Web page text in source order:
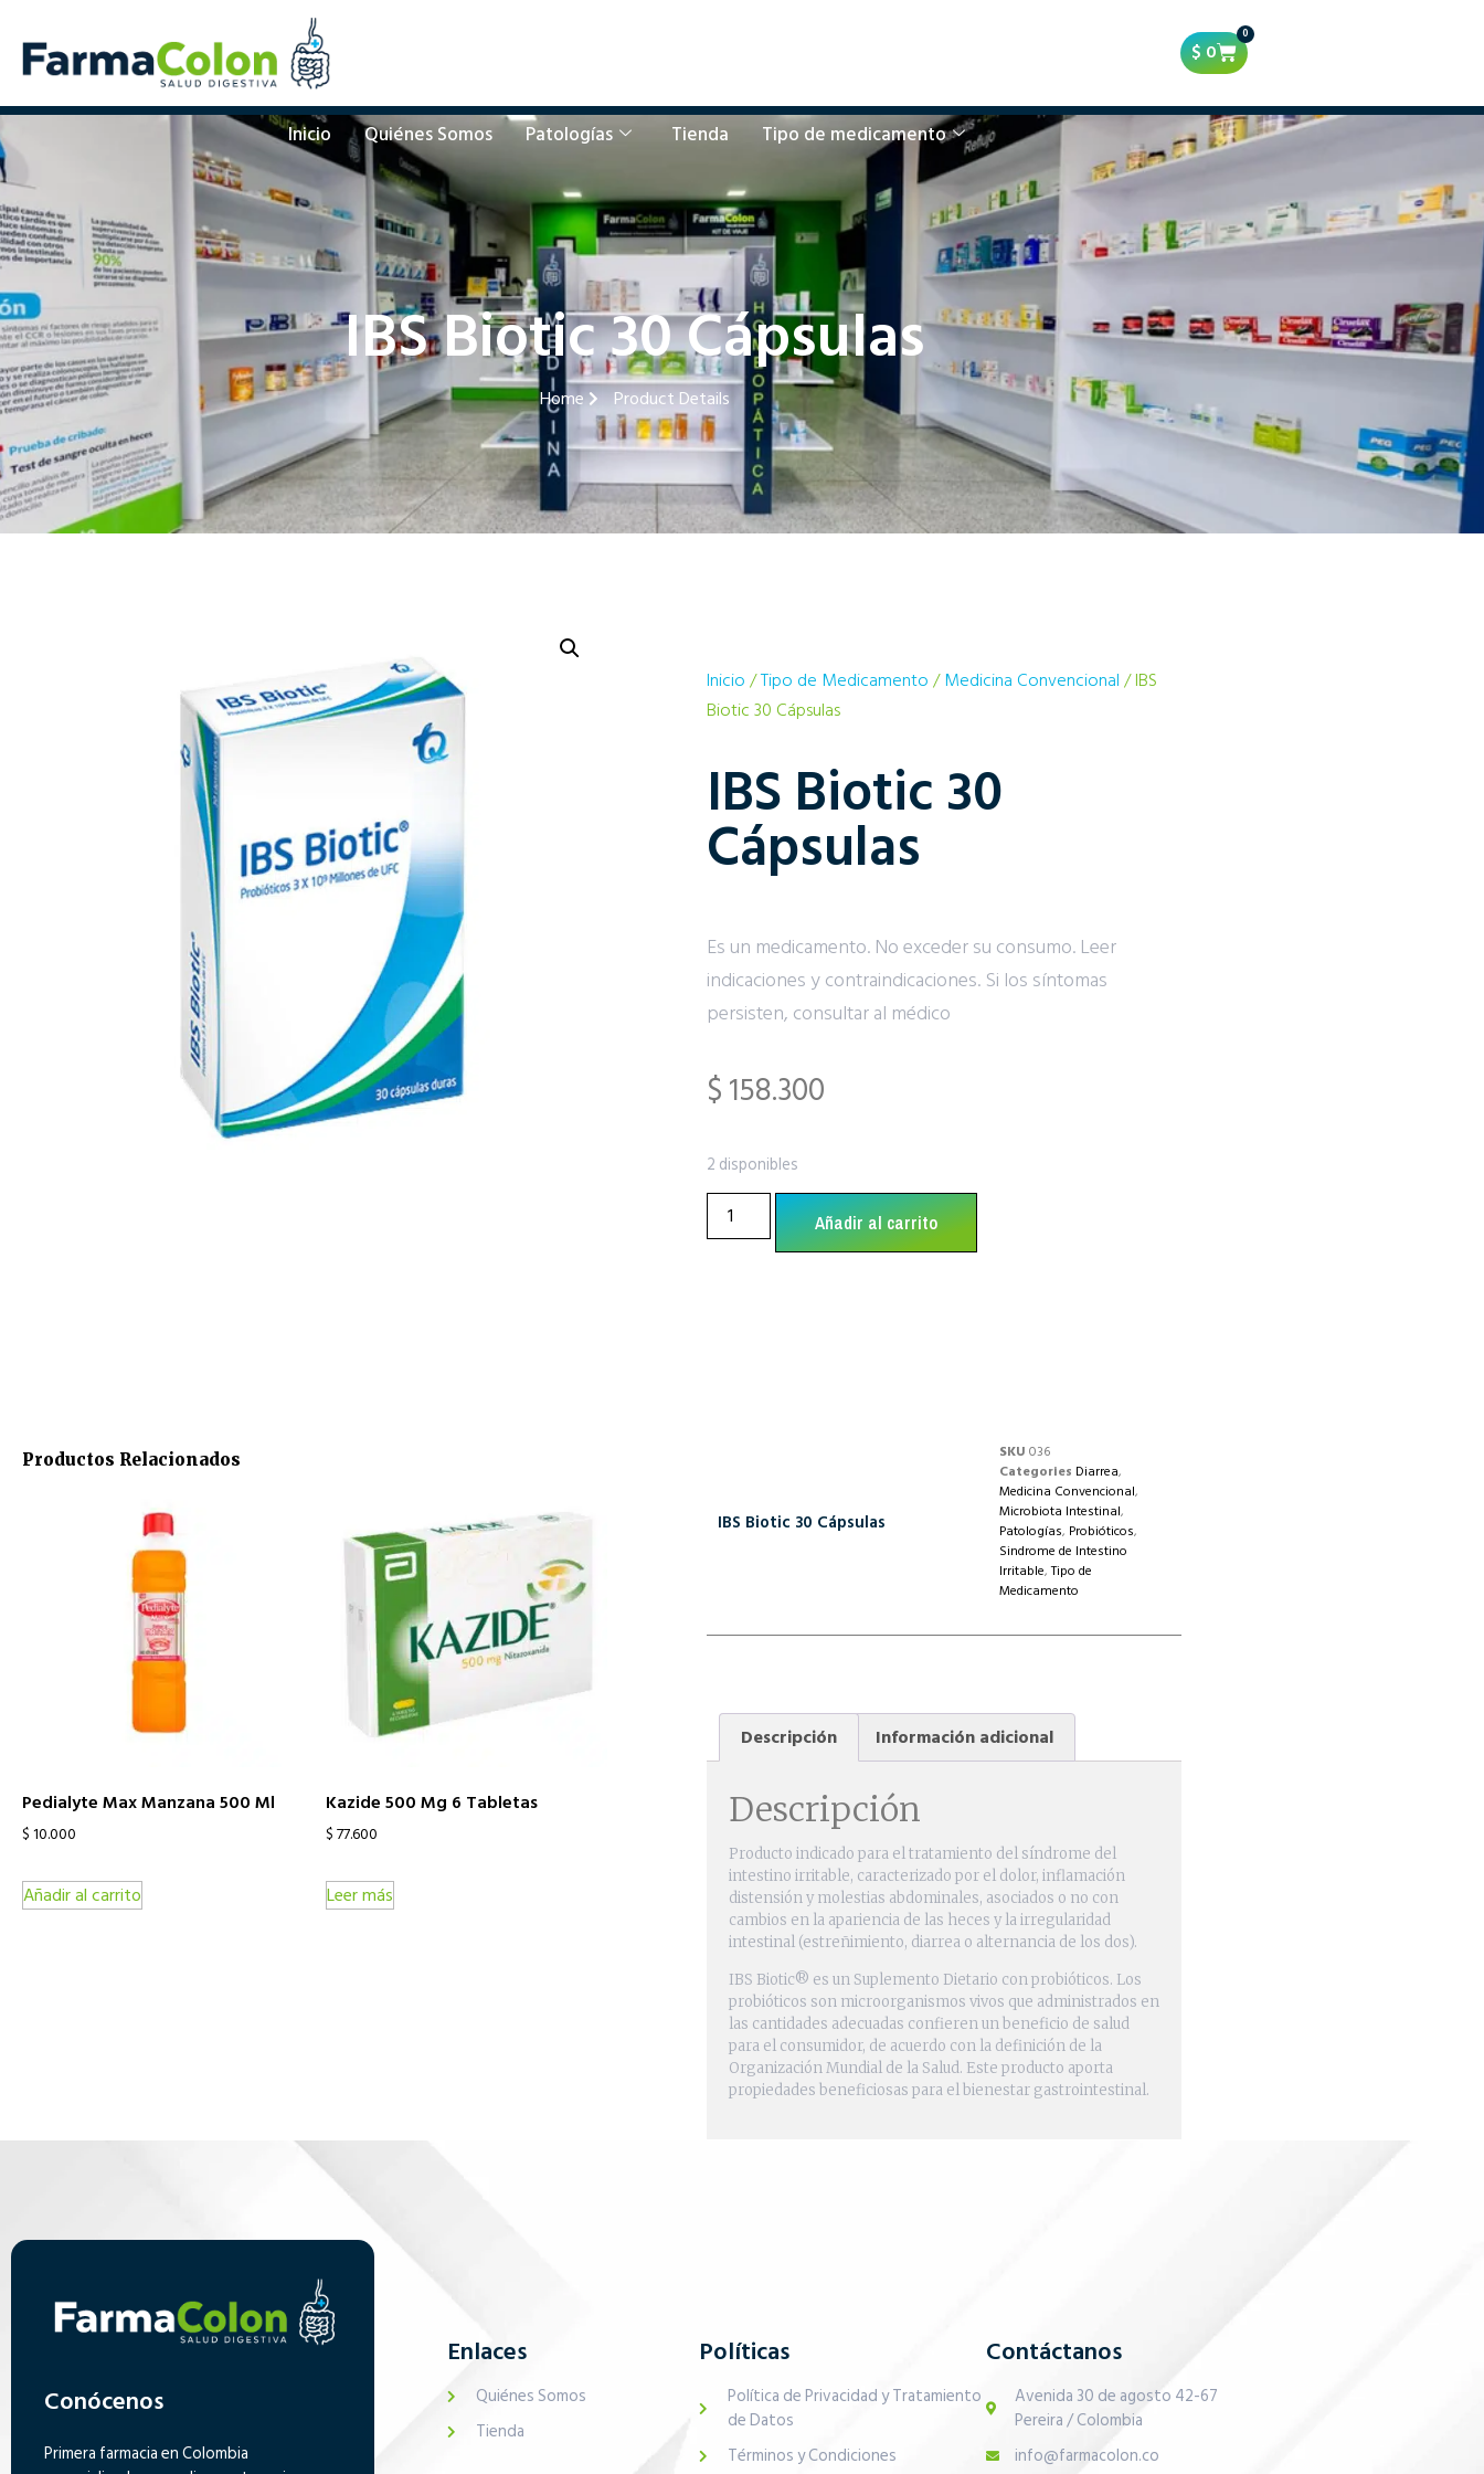
$0
0
Inicio Quiénes Somos Patologías Tienda Tipo de medicamento
IBS Biotic 30 Cápsulas
Home Product Details
Inicio/Tipo de Medicamento/Medicina Convencional/ IBS
Biotic 30 Cápsulas
IBS Biotic 30
Cápsulas
Es un medicamento. No exceder su consumo. Leer
indicaciones y contraindicaciones. Si los síntomas
persisten, consultar al médico
$158.300
2 disponibles
Añadir al carrito
Productos Relacionados
Pedialyte Max Manzana 500 Ml
$10.000
Añadir al carrito
Kazide 500 Mg 6 Tabletas
$77.600
Leer más
IBS Biotic 30 Cápsulas
SKU 036
Categories Diarrea,
Medicina Convencional,
Microbiota Intestinal,
Patologías, Probióticos,
Sindrome de Intestino
Irritable,Tipo de
Medicamento
Descripción Información adicional
Descripción
Producto indicado para el tratamiento del síndrome del
intestino irritable, caracterizado por el dolor, inflamación
distensión y molestias abdominales, asociados o no con
cambios en la apariencia de las heces y la irregularidad
intestinal (estreñimiento, diarrea o alternancia de los dos).
IBS Biotic® es un Suplemento Dietario con probióticos. Los
probióticos son microorganismos vivos que administrados en
las cantidades adecuadas confieren un beneficio de salud
para el consumidor, de acuerdo con la definición de la
Organización Mundial de la Salud. Este producto aporta
propiedades beneficiosas para el bienestar gastrointestinal.
Conócenos
Primera farmacia en Colombia
Enlaces
Quiénes Somos
Tienda
Políticas
Política de Privacidad y Tratamiento
de Datos
Términos y Condiciones
Contáctanos
Avenida 30 de agosto 42-67
Pereira / Colombia
info@farmacolon.co